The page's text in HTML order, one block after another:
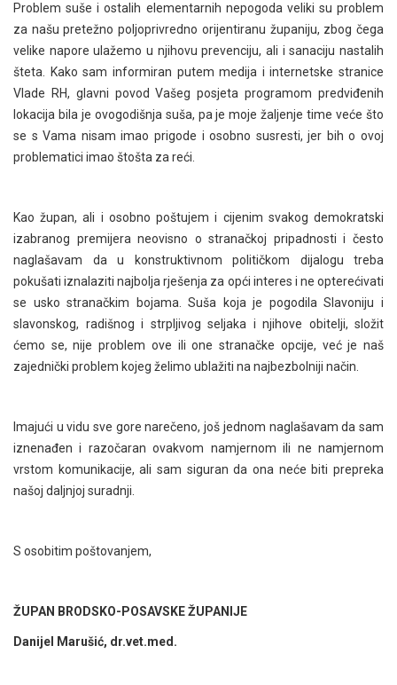
Problem suše i ostalih elementarnih nepogoda veliki su problem
za našu pretežno poljoprivredno orijentiranu županiju, zbog čega
velike napore ulažemo u njihovu prevenciju, ali i sanaciju nastalih
šteta. Kako sam informiran putem medija i internetske stranice
Vlade RH, glavni povod Vašeg posjeta programom predviđenih
lokacija bila je ovogodišnja suša, pa je moje žaljenje time veće što
se s Vama nisam imao prigode i osobno susresti, jer bih o ovoj
problematici imao štošta za reći.
Kao župan, ali i osobno poštujem i cijenim svakog demokratski
izabranog premijera neovisno o stranačkoj pripadnosti i često
naglašavam da u konstruktivnom političkom dijalogu treba
pokušati iznalaziti najbolja rješenja za opći interes i ne opterećivati
se usko stranačkim bojama. Suša koja je pogodila Slavoniju i
slavonskog, radišnog i strpljivog seljaka i njihove obitelji, složit
ćemo se, nije problem ove ili one stranačke opcije, već je naš
zajednički problem kojeg želimo ublažiti na najbezbolniji način.
Imajući u vidu sve gore narečeno, još jednom naglašavam da sam
iznenađen i razočaran ovakvom namjernom ili ne namjernom
vrstom komunikacije, ali sam siguran da ona neće biti prepreka
našoj daljnjoj suradnji.
S osobitim poštovanjem,
ŽUPAN BRODSKO-POSAVSKE ŽUPANIJE
Danijel Marušić, dr.vet.med.